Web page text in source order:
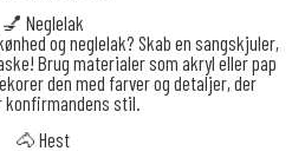
💅 Neglelak
og neglelak? Skab en sangskjuler,
Brug materialer som akryl eller pap
den med farver og detaljer, der
konfirmandens stil.
🐴 Hest